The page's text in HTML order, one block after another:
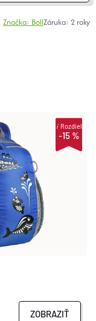
Značka: BollZáruka: 2 roky
-15 %
iRozdiel
ZOBRAZIŤ